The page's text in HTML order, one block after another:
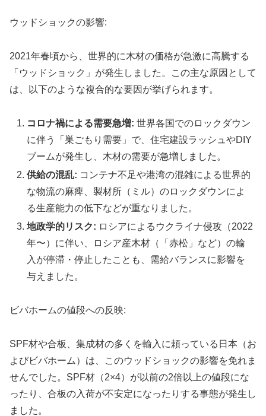
ウッドショックの影響:
2021年春頃から、世界的に木材の価格が急激に高騰する
「ウッドショック」が発生しました。この主な原因として
は、以下のような複合的な要因が挙げられます。
コロナ禍による需要急増: 世界各国でのロックダウン
に伴う「巣ごもり需要」で、住宅建設ラッシュやDIY
ブームが発生し、木材の需要が急増しました。
供給の混乱: コンテナ不足や港湾の混雑による世界的
な物流の麻痺、製材所（ミル）のロックダウンによ
る生産能力の低下などが重なりました。
地政学的リスク: ロシアによるウクライナ侵攻（2022
年〜）に伴い、ロシア産木材（「赤松」など）の輸
入が停滞・停止したことも、需給バランスに影響を
与えました。
ビバホームの値段への反映:
SPF材や合板、集成材の多くを輸入に頼っている日本（お
よびビバホーム）は、このウッドショックの影響を免れま
せんでした。SPF材（2×4）が以前の2倍以上の値段にな
ったり、合板の入荷が不安定になったりする事態が発生し
ました。